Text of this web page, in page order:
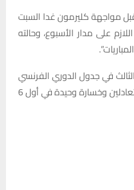
مواجهة كليرمون غدا السبت
على مدار الأسبوع، وحالته
في جدول الدوري الفرنسي
برصيد 11 نقطة بعد 3 انتصارات وتعادلين وخسارة وحيدة في أول 6